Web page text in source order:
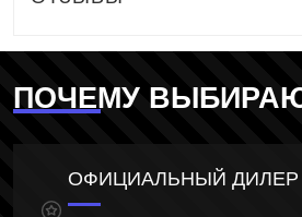
ПОЧЕМУ
ОФИЦИАЛЬНЫЙ ДИЛЕР